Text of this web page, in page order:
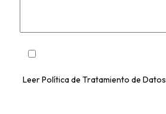
Leer Política de Tratamiento de Datos